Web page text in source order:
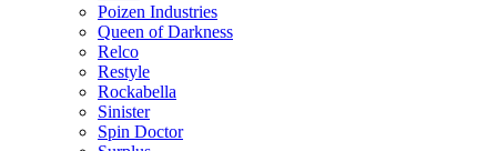
Poizen Industries
Queen of Darkness
Relco
Restyle
Rockabella
Sinister
Spin Doctor